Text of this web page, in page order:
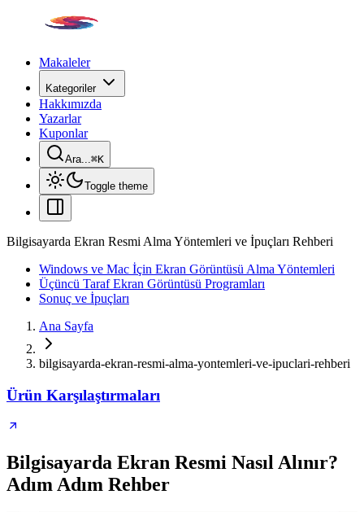
Makaleler
Kategoriler
Hakkımızda
Yazarlar
Kuponlar
Ara...⌘K
Toggle theme
Bilgisayarda Ekran Resmi Alma Yöntemleri ve İpuçları Rehberi
Windows ve Mac İçin Ekran Görüntüsü Alma Yöntemleri
Üçüncü Taraf Ekran Görüntüsü Programları
Sonuç ve İpuçları
Ana Sayfa
bilgisayarda-ekran-resmi-alma-yontemleri-ve-ipuclari-rehberi
Ürün Karşılaştırmaları
Bilgisayarda Ekran Resmi Nasıl Alınır?
Adım Adım Rehber